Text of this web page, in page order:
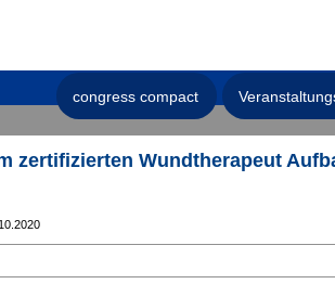
congress compact
zertifizierten Wundtherapeut